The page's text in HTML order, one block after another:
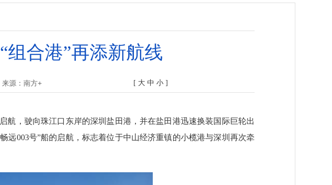
组合港”再添新航线
来源：南方+ [ 大 中 小 ]
，驶向珠江口东岸的深圳盐田港，并在盐田港迅速换装国际巨轮出
远003号”船的启航，标志着位于中山经济重镇的小榄港与深圳再次牵